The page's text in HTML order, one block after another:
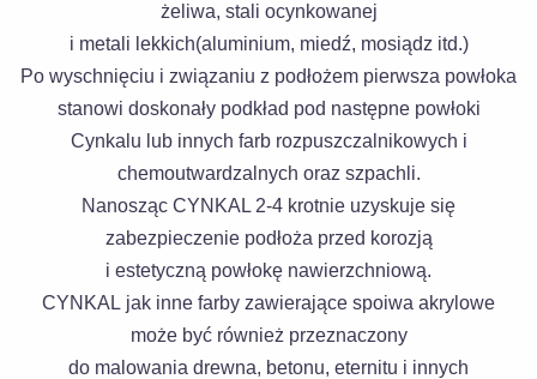
żeliwa, stali ocynkowanej
i metali lekkich(aluminium, miedź, mosiądz itd.)
Po wyschnięciu i związaniu z podłożem pierwsza powłoka
stanowi doskonały podkład pod następne powłoki
Cynkalu lub innych farb rozpuszczalnikowych i
chemoutwardzalnych oraz szpachli.
Nanosząc CYNKAL 2-4 krotnie uzyskuje się
zabezpieczenie podłoża przed korozją
i estetyczną powłokę nawierzchniową.
CYNKAL jak inne farby zawierające spoiwa akrylowe
może być również przeznaczony
do malowania drewna, betonu, eternitu i innych